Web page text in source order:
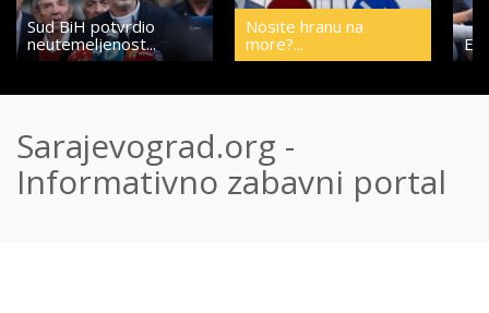
Sud BiH potvrdio
neutemeljenost...
Nosite hranu na
more?...
Sarajevograd.org -
Informativno zabavni portal